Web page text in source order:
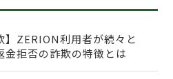
】ZERION利用者が続々と
拒否の詐欺の特徴とは